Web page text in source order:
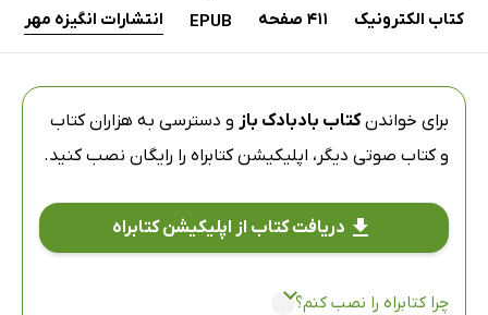
کتاب الکترونیک 411 صفحه EPUB انتشارات انگیزه مهر
برای خواندنکتاب بادبادک باز و دسترسی به هزاران کتاب
و کتاب صوتی دیگر، اپلیکیشن کتابراه را رایگان نصب کنید.
دریافت کتاب از اپلیکیشن کتابراه
چرا کتابراه را نصب کنم؟